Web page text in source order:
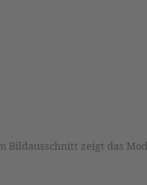
Bildausschnitt zeigt das